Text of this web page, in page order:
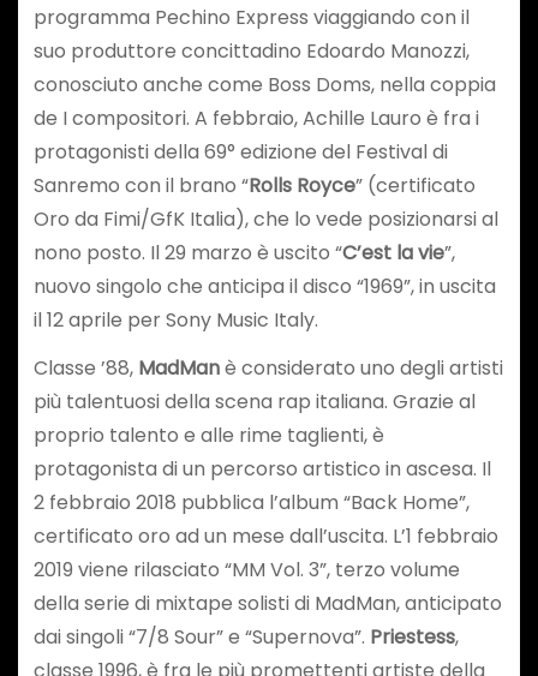
programma Pechino Express viaggiando con il
suo produttore concittadino Edoardo Manozzi,
conosciuto anche come Boss Doms, nella coppia
de I compositori. A febbraio, Achille Lauro è fra i
protagonisti della 69° edizione del Festival di
Sanremo con il brano “Rolls Royce” (certificato
Oro da Fimi/GfK Italia), che lo vede posizionarsi al
nono posto. Il 29 marzo è uscito “C’est la vie”,
nuovo singolo che anticipa il disco “1969”, in uscita
il 12 aprile per Sony Music Italy.
Classe ’88, MadManè considerato uno degli artisti
più talentuosi della scena rap italiana. Grazie al
proprio talento e alle rime taglienti, è
protagonista di un percorso artistico in ascesa. Il
2 febbraio 2018 pubblica l’album “Back Home”,
certificato oro ad un mese dall’uscita. L’1 febbraio
2019 viene rilasciato “MM Vol. 3”, terzo volume
della serie di mixtape solisti di MadMan, anticipato
dai singoli “7/8 Sour” e “Supernova”. Priestess,